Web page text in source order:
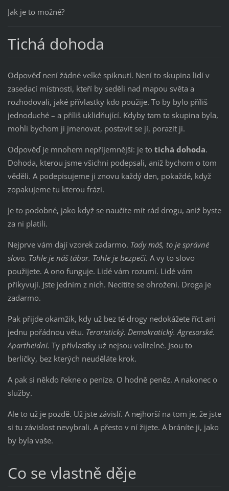
Jak je to možné?
Tichá dohoda
Odpověď není žádné velké spiknutí. Není to skupina lidí v
zasedací místnosti, kteří by seděli nad mapou světa a
rozhodovali, jaké přívlastky kdo použije. To by bylo příliš
jednoduché – a příliš uklidňující. Kdyby tam ta skupina byla,
mohli bychom ji jmenovat, postavit se jí, porazit ji.
Odpověď je mnohem nepříjemnější: je to tichá dohoda.
Dohoda, kterou jsme všichni podepsali, aniž bychom o tom
věděli. A podepisujeme ji znovu každý den, pokaždé, když
zopakujeme tu kterou frázi.
Je to podobné, jako když se naučíte mít rád drogu, aniž byste
za ni platili.
Nejprve vám dají vzorek zadarmo. Tady máš, to je správné
slovo. Tohle je náš tábor. Tohle je bezpečí. A vy to slovo
použijete. A ono funguje. Lidé vám rozumí. Lidé vám
přikyvují. Jste jedním z nich. Necítíte se ohroženi. Droga je
zadarmo.
Pak přijde okamžik, kdy už bez té drogy nedokážete říct ani
jednu pořádnou větu. Teroristický. Demokratický. Agresorské.
Apartheidní. Ty přívlastky už nejsou volitelné. Jsou to
berličky, bez kterých neuděláte krok.
A pak si někdo řekne o peníze. O hodně peněz. A nakonec o
služby.
Ale to už je pozdě. Už jste závislí. A nejhorší na tom je, že jste
si tu závislost nevybrali. A přesto v ní žijete. A bráníte ji, jako
by byla vaše.
Co se vlastně děje